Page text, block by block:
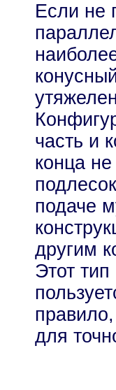
Если не
часть и
конца
подаче
другим
Этот
для